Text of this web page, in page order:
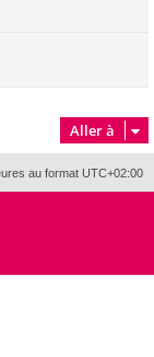
Aller à
au format UTC+02:00